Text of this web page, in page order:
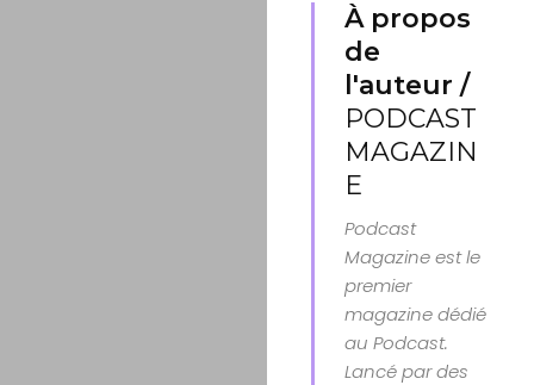
À propos
de
l'auteur /
PODCAST
MAGAZIN
E
Podcast
Magazine est le
premier
magazine dédié
au Podcast.
Lancé par des